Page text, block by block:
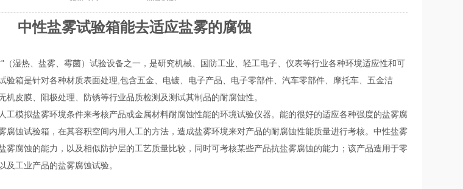
中性盐雾试验箱能去适应盐雾的腐蚀
（湿热、盐雾、霉菌）试验设备之一，是研究机械、国防工业、轻工电子、仪表等行业各种环境适应性和可
验箱是针对各种材质表面处理,包含五金、电镀、电子产品、电子零部件、汽车零部件、摩托车、五金洁
机皮膜、阳极处理、防锈等行业品质检测及测试其制品的耐腐蚀性。
模拟盐雾环境条件来考核产品或金属材料耐腐蚀性能的环境试验仪器。能的很好的适应各种强度的盐雾腐
腐蚀试验箱，在其容积空间内用人工的方法，造成盐雾环境来对产品的耐腐蚀性能质量进行考核。中性盐雾
雾腐蚀的能力，以及相似防护层的工艺质量比较，同时可考核某些产品抗盐雾腐蚀的能力；该产品造用于零
工业产品的盐雾腐蚀试验。